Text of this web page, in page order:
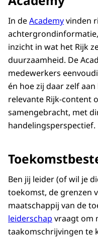
In deAcademyvinden
inzicht in wat het Rijk
duurzaamheid. De
medewerkers
én hoe zij daar zelf
relevante Rijk-content
samengebracht, met
handelingsperspectief.
Ben jij leider (of wil je
toekomst, de grenzen
maatschappij van de
leiderschap vraagt om
taakomschrijvingen te